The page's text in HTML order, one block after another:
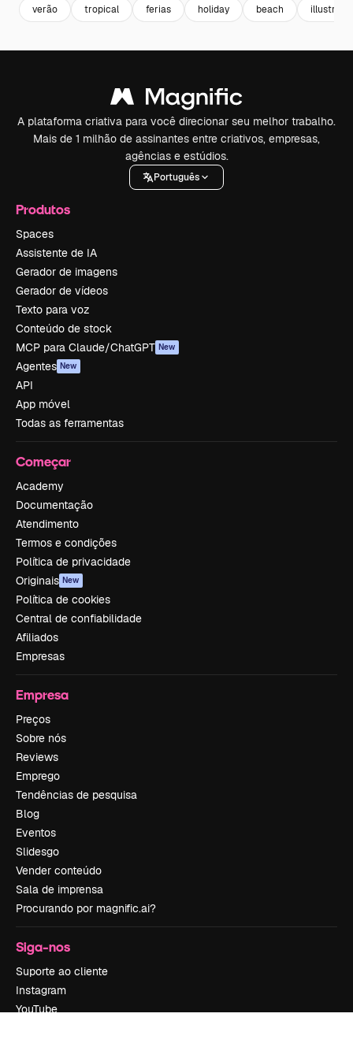
verão tropical ferias holiday beach
A plataforma criativa para você direcionar seu melhor trabalho.
Mais de 1 milhão de assinantes entre criativos, empresas,
agências e estúdios.
Português
Produtos
Spaces
Assistente de IA
Gerador de imagens
Gerador de vídeos
Texto para voz
Conteúdo de stock
MCP para Claude/ChatGPT New
Agentes New
API
App móvel
Todas as ferramentas
Começar
Academy
Documentação
Atendimento
Termos e condições
Política de privacidade
Originais New
Política de cookies
Central de confiabilidade
Afiliados
Empresas
Empresa
Preços
Sobre nós
Reviews
Emprego
Tendências de pesquisa
Blog
Eventos
Slidesgo
Vender conteúdo
Sala de imprensa
Procurando por magnific.ai?
Siga-nos
Suporte ao cliente
Instagram
YouTube